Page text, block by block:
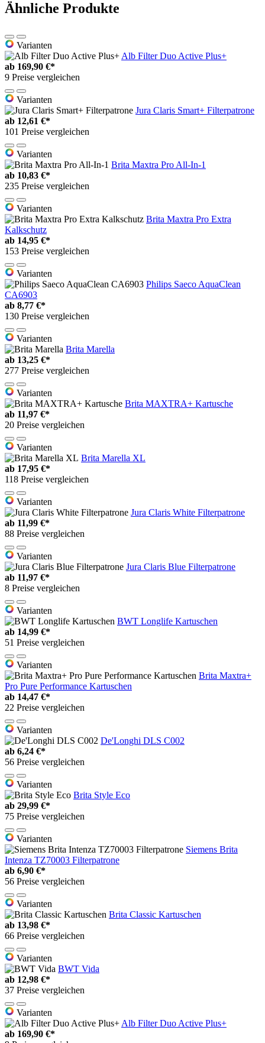
Ähnliche Produkte
Varianten
Alb Filter Duo Active Plus+
ab 169,90 €*
9 Preise vergleichen
Varianten
Jura Claris Smart+ Filterpatrone
ab 12,61 €*
101 Preise vergleichen
Varianten
Brita Maxtra Pro All-In-1
ab 10,83 €*
235 Preise vergleichen
Varianten
Brita Maxtra Pro Extra
Kalkschutz
ab 14,95 €*
153 Preise vergleichen
Varianten
Philips Saeco AquaClean
CA6903
ab 8,77 €*
130 Preise vergleichen
Varianten
Brita Marella
ab 13,25 €*
277 Preise vergleichen
Varianten
Brita MAXTRA+ Kartusche
ab 11,97 €*
20 Preise vergleichen
Varianten
Brita Marella XL
ab 17,95 €*
118 Preise vergleichen
Varianten
Jura Claris White Filterpatrone
ab 11,99 €*
88 Preise vergleichen
Varianten
Jura Claris Blue Filterpatrone
ab 11,97 €*
8 Preise vergleichen
Varianten
BWT Longlife Kartuschen
ab 14,99 €*
51 Preise vergleichen
Varianten
Brita Maxtra+
Pro Pure Performance Kartuschen
ab 14,47 €*
22 Preise vergleichen
Varianten
De'Longhi DLS C002
ab 6,24 €*
56 Preise vergleichen
Varianten
Brita Style Eco
ab 29,99 €*
75 Preise vergleichen
Varianten
Siemens Brita
Intenza TZ70003 Filterpatrone
ab 6,90 €*
56 Preise vergleichen
Varianten
Brita Classic Kartuschen
ab 13,98 €*
66 Preise vergleichen
Varianten
BWT Vida
ab 12,98 €*
37 Preise vergleichen
Varianten
Alb Filter Duo Active Plus+
ab 169,90 €*